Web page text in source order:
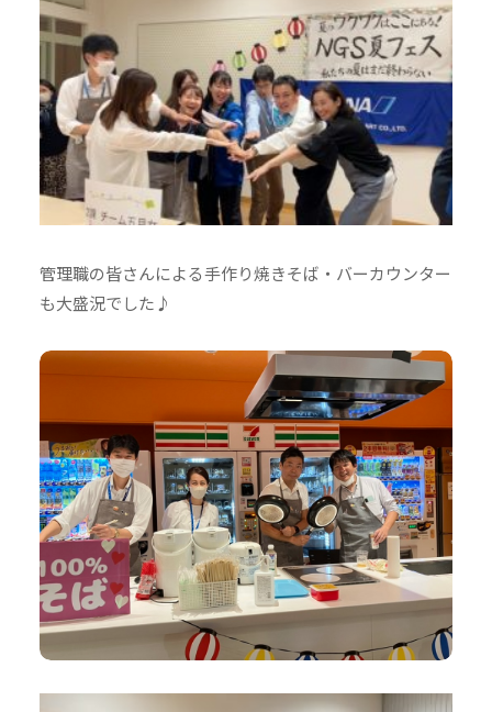
管理職の皆さんによる手作り焼きそば・バーカウンター
も大盛況でした♪